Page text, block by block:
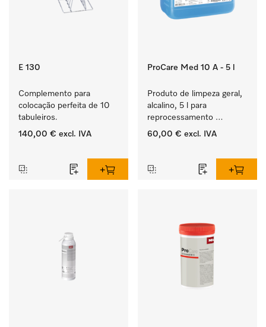
E 130
Complemento para
colocação perfeita de 10
tabuleiros.
140,00 € excl. IVA
ProCare Med 10 A - 5 l
Produto de limpeza geral,
alcalino, 5 l para
reprocessamento
mecânico de
60,00 € excl. IVA